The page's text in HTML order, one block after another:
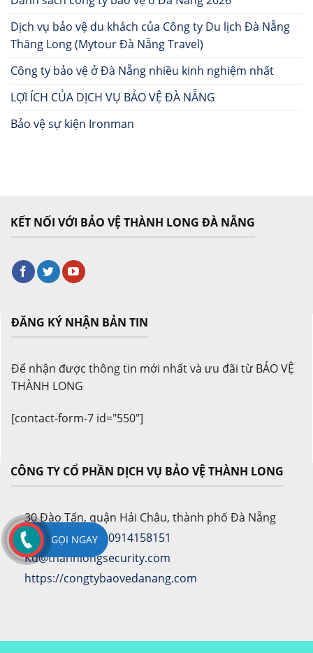
Dịch vụ bảo vệ du khách của Công ty Du lịch Đà Nẵng
Thăng Long (Mytour Đà Nẵng Travel)
Công ty bảo vệ ở Đà Nẵng nhiều kinh nghiệm nhất
LỢI ÍCH CỦA DỊCH VỤ BẢO VỆ ĐÀ NẴNG
Bảo vệ sự kiện Ironman
KẾT NỐI VỚI BẢO VỆ THÀNH LONG ĐÀ NẴNG
ĐĂNG KÝ NHẬN BẢN TIN
Để nhận được thông tin mới nhất và ưu đãi từ BẢO VỆ
THÀNH LONG
[contact-form-7 id="550"]
CÔNG TY CỔ PHẦN DỊCH VỤ BẢO VỆ THÀNH LONG
30 Đào Tấn, quận Hải Châu, thành phố Đà Nẵng
0236.3700.833 - 0914158151
Kd@thanhlongsecurity.com
https://congtybaovedanang.com
GỌI NGAY